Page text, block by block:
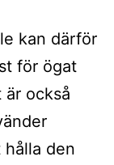
kan därför
för ögat
är också
hålla den